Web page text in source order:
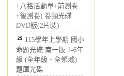
+八格活動單+前測卷
+後測卷) 卷類光碟
DVD版(2片裝)
25 115學年上學期 國小
命題光碟 南一版 1-6年
級 (全年級、全領域)
題庫光碟